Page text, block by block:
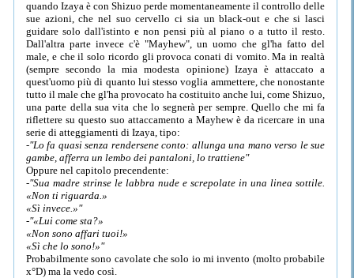
quando Izaya è con Shizuo perde momentaneamente il controllo delle
sue azioni, che nel suo cervello ci sia un black-out e che si lasci
guidare solo dall'istinto e non pensi più al piano o a tutto il resto.
Dall'altra parte invece c'è "Mayhew", un uomo che gl'ha fatto del
male, e che il solo ricordo gli provoca conati di vomito. Ma in realtà
(sempre secondo la mia modesta opinione) Izaya è attaccato a
quest'uomo più di quanto lui stesso voglia ammettere, che nonostante
tutto il male che gl'ha provocato ha costituito anche lui, come Shizuo,
una parte della sua vita che lo segnerà per sempre. Quello che mi fa
riflettere su questo suo attaccamento a Mayhew è da ricercare in una
serie di atteggiamenti di Izaya, tipo:
-"Lo fa quasi senza rendersene conto: allunga una mano verso le sue
gambe, afferra un lembo dei pantaloni, lo trattiene"
Oppure nel capitolo precendente:
-"Sua madre strinse le labbra nude e screpolate in una linea sottile.
«Non ti riguarda.»
«Sì invece.»"
-"«Lui come sta?»
«Non sono affari tuoi!»
«Sì che lo sono!»"
Probabilmente sono cavolate che solo io mi invento (molto probabile
x°D) ma la vedo così.